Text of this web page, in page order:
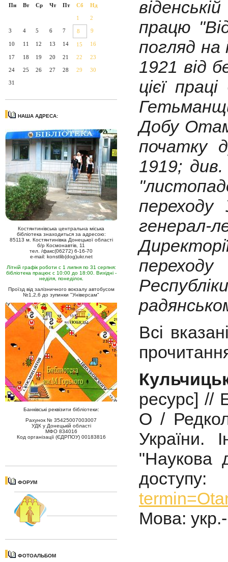
Пн
Вт Ср Чт Пт Сб Нд
1 2
3 4 5 6 7 8 9
10 11 12 13 14 15 16
17 18 19 20 21 22 23
24 25 26 27 28 29 30
31
НАША АДРЕСА:
Костянтинівська центральна міська
бібліотека знаходиться за адресою:
85113 м. Костянтинівка Донецької області
б/р Космонавтів, 11
тел. /факс(06272) 6-16-70
e-mail: konstlib(dog)ukr.net
Літній графік роботи с 1 липня по 31 серпня:
бібліотека працює с 10:00 до 18:00. Вихідні -
неділя, понеділок.
Проїзд від залізничного вокзалу автобусом
№1,2,6 до зупинки "Універсам"
Банківські реквізити бібліотеки:
Рахунок № 35425007003007
УДК у Донецькій області
МФО 834016
Код організації (ЄДРПОУ) 00183816
ФОРУМ
ФОТОАЛЬБОМ
працю
погляд на
1921 від
цієї
Добу
початку
1919;
переходу
генерал-
Всі
ресурс] //
О /
України.
"Наукова
Мова: